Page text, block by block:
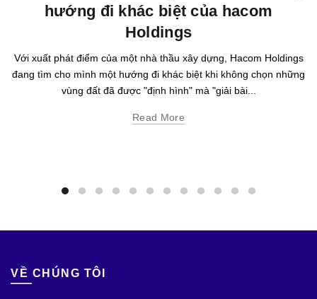
hướng đi khác biệt của hacom
Holdings
Với xuất phát điểm của một nhà thầu xây dựng, Hacom Holdings
đang tìm cho mình một hướng đi khác biệt khi không chọn những
vùng đất đã được "định hình" mà "giải bài...
Read More
VỀ CHÚNG TÔI